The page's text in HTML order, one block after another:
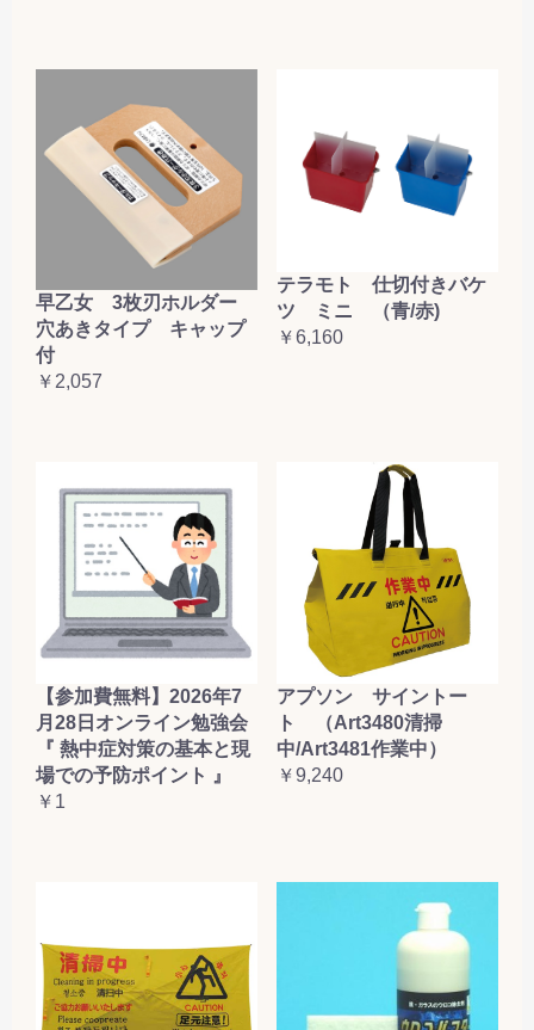
早乙女 3枚刃ホルダー
穴あきタイプ キャップ
付
￥2,057
テラモト 仕切付きバケ
ツ ミニ （青/赤)
￥6,160
【参加費無料】2026年7
月28日オンライン勉強会
『 熱中症対策の基本と現
場での予防ポイント 』
￥1
アプソン サイントー
ト （Art3480清掃
中/Art3481作業中）
￥9,240